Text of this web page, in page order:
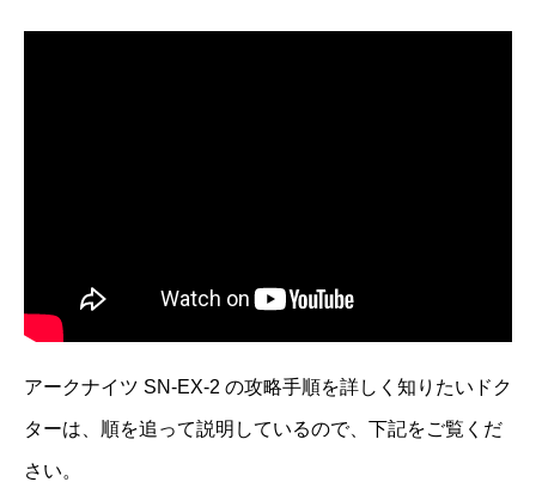
アークナイツ SN-EX-2 の攻略手順を詳しく知りたいドク
ターは、順を追って説明しているので、下記をご覧くだ
さい。